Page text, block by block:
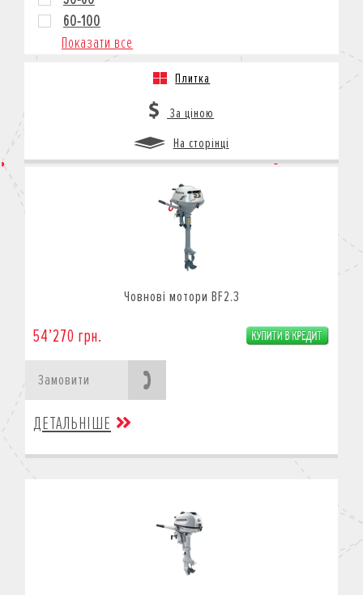
60-100
Показати все
Плитка
За ціною
На сторінці
Човнові мотори BF2.3
54’270 грн.
Замовити
ДЕТАЛЬНІШЕ